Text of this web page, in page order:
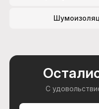
С